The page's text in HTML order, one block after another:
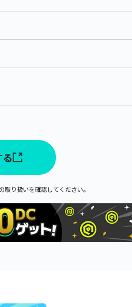
り扱いを確認してください。